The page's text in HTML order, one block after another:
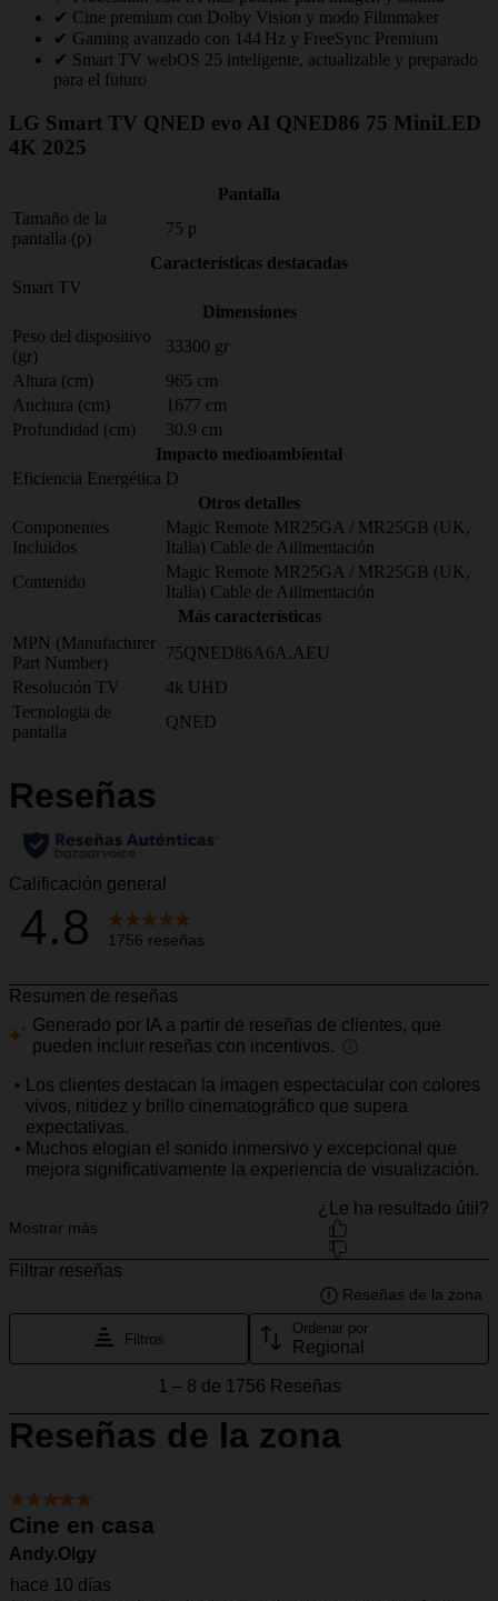
✔ Cine premium con Dolby Vision y modo Filmmaker
✔ Gaming avanzado con 144 Hz y FreeSync Premium
✔ Smart TV webOS 25 inteligente, actualizable y preparado
para el futuro
LG Smart TV QNED evo AI QNED86 75 MiniLED
4K 2025
Pantalla
Tamaño de la
pantalla (p)
75 p
Características destacadas
Smart TV
Dimensiones
Peso del dispositivo
(gr)
33300 gr
Altura (cm)
965 cm
Anchura (cm)
1677 cm
Profundidad (cm)
30.9 cm
Impacto medioambiental
Eficiencia Energética D
Otros detalles
Componentes
Incluidos
Magic Remote MR25GA / MR25GB (UK,
Italia) Cable de Ailimentación
Contenido
Magic Remote MR25GA / MR25GB (UK,
Italia) Cable de Ailimentación
Más características
MPN (Manufacturer
Part Number)
75QNED86A6A.AEU
Resolución TV
4k UHD
Tecnologia de
pantalla
QNED